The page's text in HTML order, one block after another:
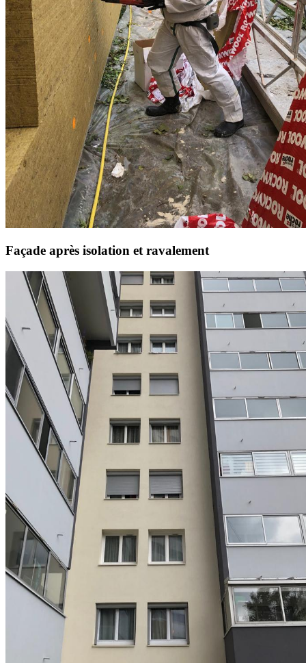
Façade après isolation et ravalement